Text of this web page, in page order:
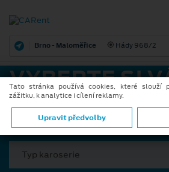
Brno - Maloměřice Hády 968/2
VYBERTE SI
Model
Typ karoserie
Tato stránka používá cookies, které slouží
zážitku, k analytice i cílení reklamy.
Upravit předvolby